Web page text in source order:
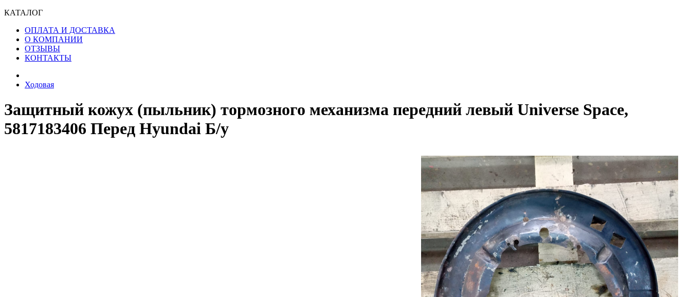
КАТАЛОГ
ОПЛАТА И ДОСТАВКА
О КОМПАНИИ
ОТЗЫВЫ
КОНТАКТЫ
Ходовая
Защитный кожух (пыльник) тормозного механизма передний левый Universe Space,
5817183406 Перед Hyundai Б/у